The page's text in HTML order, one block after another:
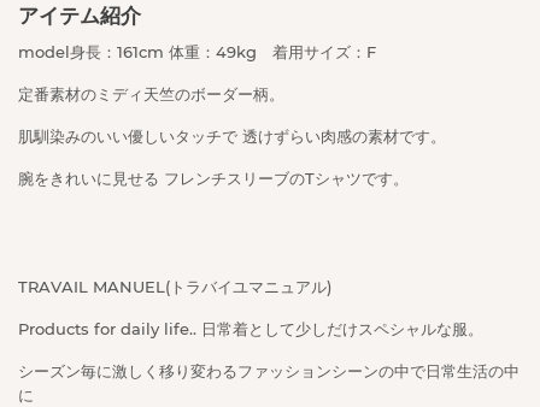
アイテム紹介
model身長：161cm 体重：49kg 着用サイズ：F
定番素材のミディ天竺のボーダー柄。
肌馴染みのいい優しいタッチで 透けずらい肉感の素材です。
腕をきれいに見せる フレンチスリーブのTシャツです。
TRAVAIL MANUEL(トラバイユマニュアル)
Products for daily life.. 日常着として少しだけスペシャルな服。
シーズン毎に激しく移り変わるファッションシーンの中で日常生活の中
に